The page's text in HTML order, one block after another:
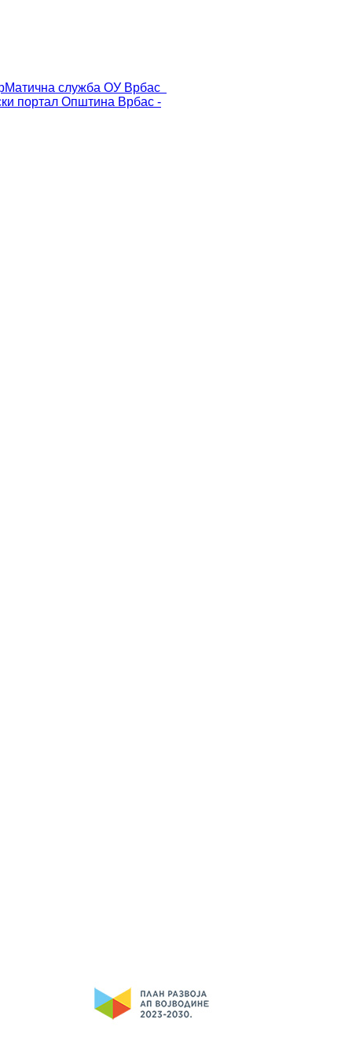
Матична служба ОУ Врбас
портал Општина Врбас -